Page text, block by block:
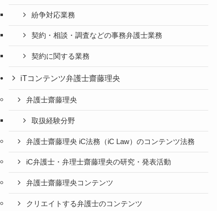
紛争対応業務
契約・相談・調査などの事務弁護士業務
契約に関する業務
iTコンテンツ弁護士齋藤理央
弁護士齋藤理央
取扱経験分野
弁護士齋藤理央 iC法務（iC Law）のコンテンツ法務
iC弁護士・弁理士齋藤理央の研究・発表活動
弁護士齋藤理央コンテンツ
クリエイトする弁護士のコンテンツ